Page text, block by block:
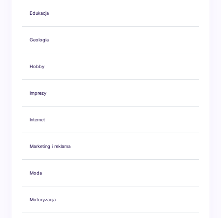
Edukacja
Geologia
Hobby
Imprezy
Internet
Marketing i reklama
Moda
Motoryzacja